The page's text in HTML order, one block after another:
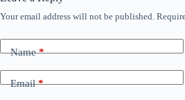
Your email address will not be published.
Name*
Email*